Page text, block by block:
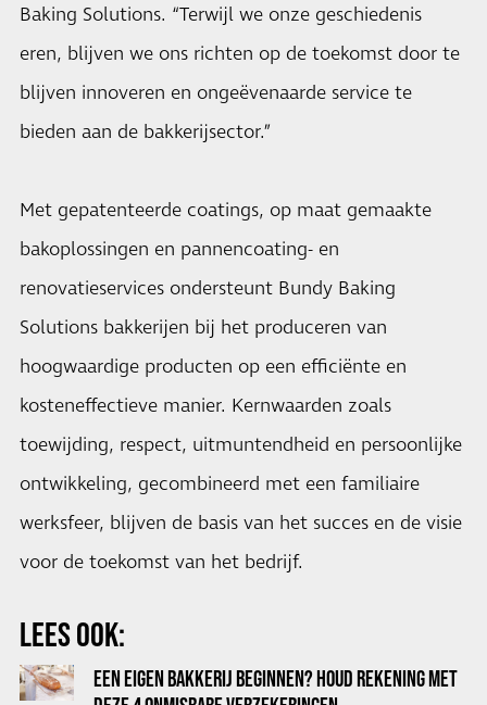
Baking Solutions. “Terwijl we onze geschiedenis
eren, blijven we ons richten op de toekomst door te
blijven innoveren en ongeëvenaarde service te
bieden aan de bakkerijsector.”
Met gepatenteerde coatings, op maat gemaakte
bakoplossingen en pannencoating- en
renovatieservices ondersteunt Bundy Baking
Solutions bakkerijen bij het produceren van
hoogwaardige producten op een efficiënte en
kosteneffectieve manier. Kernwaarden zoals
toewijding, respect, uitmuntendheid en persoonlijke
ontwikkeling, gecombineerd met een familiaire
werksfeer, blijven de basis van het succes en de visie
voor de toekomst van het bedrijf.
LEES OOK:
EEN EIGEN BAKKERIJ BEGINNEN? HOUD REKENING MET